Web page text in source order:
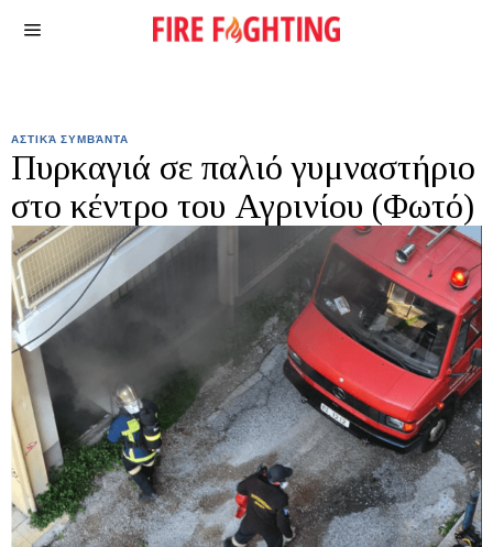
ΑΣΤΙΚΆ ΣΥΜΒΆΝΤΑ
Πυρκαγιά σε παλιό γυμναστήριο
στο κέντρο του Αγρινίου (Φωτό)